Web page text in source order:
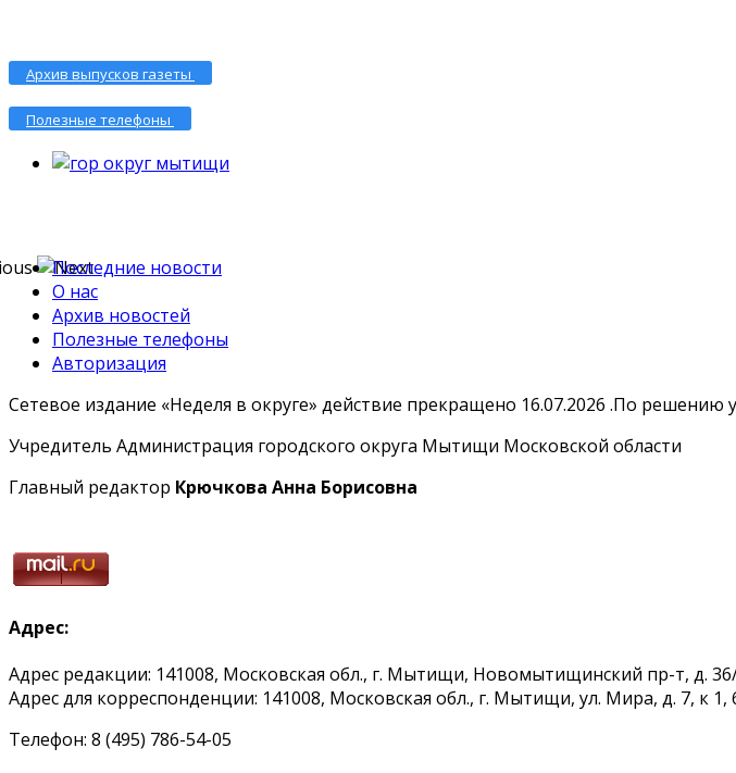
Архив выпусков газеты
Полезные телефоны
Последние новости
О нас
Архив новостей
Полезные телефоны
Авторизация
Сетевое издание «Неделя в округе» действие прекращено 16.07.2026 .По решению
Учредитель Администрация городского округа Мытищи Московской области
Главный редактор Крючкова Анна Борисовна
Адрес:
Адрес редакции: 141008, Московская обл., г. Мытищи, Новомытищинский пр-т, д.
Адрес для корреспонденции: 141008, Московская обл., г. Мытищи, ул. Мира, д. 7, к 1,
Телефон: 8 (495) 786-54-05